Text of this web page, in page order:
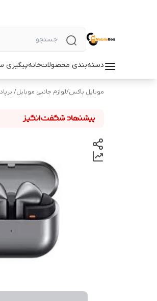
دسته‌بندی محصولاتخانهپیگیری
موبایل باکس/لوازم جانبی موبایل/ایرپاد